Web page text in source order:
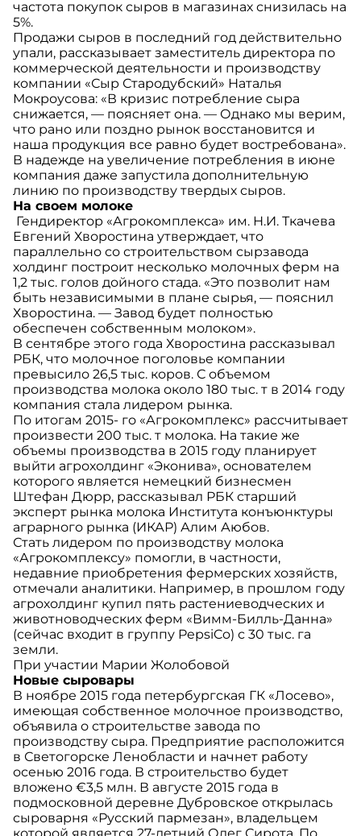
частота покупок сыров в магазинах снизилась на
5%.
Продажи сыров в последний год действительно
упали, рассказывает заместитель директора по
коммерческой деятельности и производству
компании «Сыр Стародубский» Наталья
Мокроусова: «В кризис потребление сыра
снижается, — поясняет она. — Однако мы верим,
что рано или поздно рынок восстановится и
наша продукция все равно будет востребована».
В надежде на увеличение потребления в июне
компания даже запустила дополнительную
линию по производству твердых сыров.
На своем молоке
Гендиректор «Агрокомплекса» им. Н.И. Ткачева
Евгений Хворостина утверждает, что
параллельно со строительством сырзавода
холдинг построит несколько молочных ферм на
1,2 тыс. голов дойного стада. «Это позволит нам
быть независимыми в плане сырья, — пояснил
Хворостина. — Завод будет полностью
обеспечен собственным молоком».
В сентябре этого года Хворостина рассказывал
РБК, что молочное поголовье компании
превысило 26,5 тыс. коров. С объемом
производства молока около 180 тыс. т в 2014 году
компания стала лидером рынка.
По итогам 2015- го «Агрокомплекс» рассчитывает
произвести 200 тыс. т молока. На такие же
объемы производства в 2015 году планирует
выйти агрохолдинг «Эконива», основателем
которого является немецкий бизнесмен
Штефан Дюрр, рассказывал РБК старший
эксперт рынка молока Института конъюнктуры
аграрного рынка (ИКАР) Алим Аюбов.
Стать лидером по производству молока
«Агрокомплексу» помогли, в частности,
недавние приобретения фермерских хозяйств,
отмечали аналитики. Например, в прошлом году
агрохолдинг купил пять растениеводческих и
животноводческих ферм «Вимм-Билль-Данна»
(сейчас входит в группу PepsiCo) с 30 тыс. га
земли.
При участии Марии Жолобовой
Новые сыровары
В ноябре 2015 года петербургская ГК «Лосево»,
имеющая собственное молочное производство,
объявила о строительстве завода по
производству сыра. Предприятие расположится
в Светогорске Ленобласти и начнет работу
осенью 2016 года. В строительство будет
вложено €3,5 млн. В августе 2015 года в
подмосковной деревне Дубровское открылась
сыроварня «Русский пармезан», владельцем